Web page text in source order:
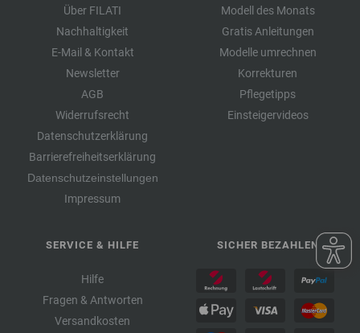
Über FILATI
Nachhaltigkeit
E-Mail & Kontakt
Newsletter
AGB
Widerrufsrecht
Datenschutzerklärung
Barrierefreiheitserklärung
Datenschutzeinstellungen
Impressum
Modell des Monats
Gratis Anleitungen
Modelle umrechnen
Korrekturen
Pflegetipps
Einsteigervideos
SERVICE & HILFE
Hilfe
Fragen & Antworten
Versandkosten
SICHER BEZAHLEN